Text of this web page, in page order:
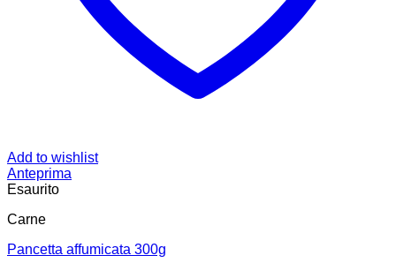
Add to wishlist
Anteprima
Esaurito
Carne
Pancetta affumicata 300g